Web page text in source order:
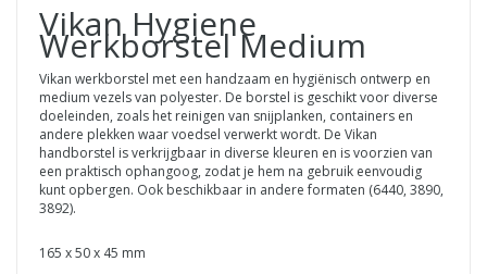
VikanHygiene
Werkborstel Medium
Vikan werkborstel met een handzaam en hygiënisch ontwerp en
medium vezels van polyester. De borstel is geschikt voor diverse
doeleinden, zoals het reinigen van snijplanken, containers en
andere plekken waar voedsel verwerkt wordt. De Vikan
handborstel is verkrijgbaar in diverse kleuren en is voorzien van
een praktisch ophangoog, zodat je hem na gebruik eenvoudig
kunt opbergen. Ook beschikbaar in andere formaten (6440, 3890,
3892).
165 x 50 x 45 mm